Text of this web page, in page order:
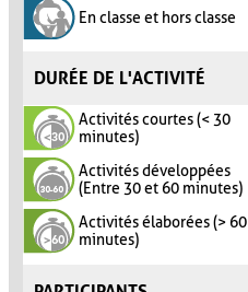
En classe et hors classe
DURÉE DE L'ACTIVITÉ
Activités courtes (< 30
minutes)
Activités développées
(Entre 30 et 60 minutes)
Activités élaborées (> 60
minutes)